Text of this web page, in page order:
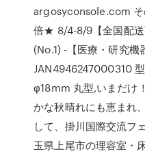
argosyconsole.com
倍★ 8/4-8/9【全国配送
(No.1) -【医療・研究機
JAN4946247000310
φ18mm 丸型,いまだけ
かな秋晴れにも恵まれ
して、掛川国際交流フ
玉県上尾市の理容室・